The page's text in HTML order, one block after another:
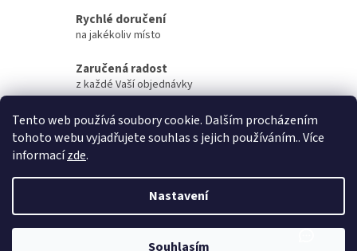
Tento web používá soubory cookie. Dalším procházením
tohoto webu vyjadřujete souhlas s jejich používáním.. Více
informacízde.
Nastavení
Souhlasím
v
p
i
Rychlé doručení
na jakékoliv místo
Zaručená radost
z každé Vaší objednávky
Zaručené otevření
Vaší objednávky na streamu
Vytvořil Shoptet
PokéBreak. Všechna práva vyhrazena.